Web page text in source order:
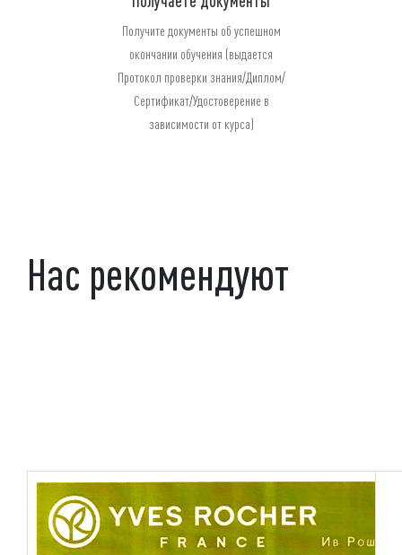
Получите документы об успешном
окончании обучения (выдается
Протокол проверки знания/Диплом/
Сертификат/Удостоверение в
зависимости от курса)
Нас рекомендуют